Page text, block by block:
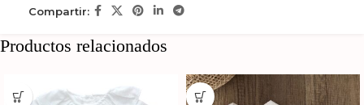
Compartir:
Productos relacionados